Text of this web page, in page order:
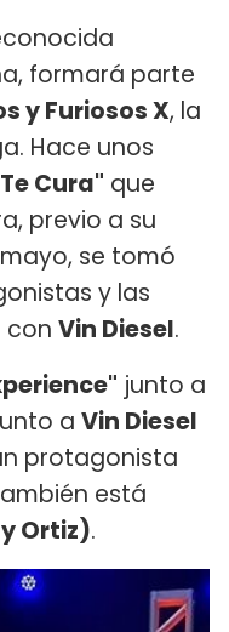
formará parte
y Furiosos X, la
Hace unos
Cura" que
previo a su
se tomó
y las
con Vin Diesel.
junto a
a Vin Diesel
protagonista
está
Ortiz).